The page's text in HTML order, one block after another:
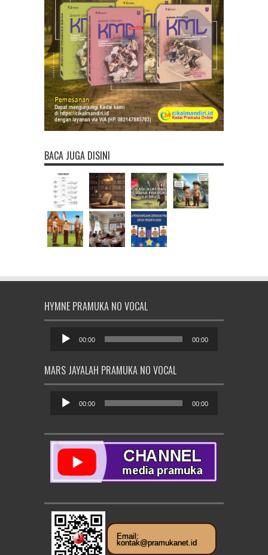
BACA JUGA DISINI
HYMNE PRAMUKA NO VOCAL
Audio
00:00 00:00
MARS JAYALAH PRAMUKA NO VOCAL
Audio
00:00 00:00
Email:
kontak@pramukanet.id